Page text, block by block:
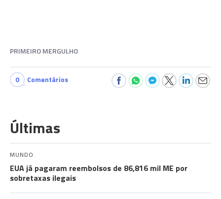
PRIMEIRO MERGULHO
0 Comentários
Últimas
MUNDO
EUA já pagaram reembolsos de 86,816 mil ME por
sobretaxas ilegais